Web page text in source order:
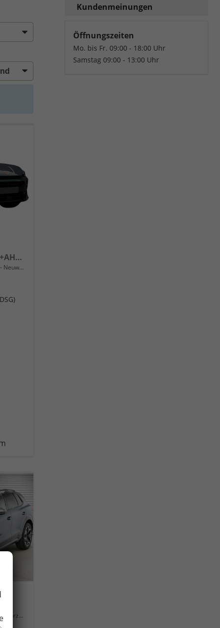
1.5 eTSI DSG Matrix+Kessy+AHK+eHeck+Dinamica+CarPlay+eHeck+GV5
Neuwagen
Fahrzeug mit Tageszulassung
Kundenmeinungen
Öffnungszeiten
Mo. bis Fr. 09:00 - 18:00 Uhr
Samstag 09:00 - 13:00 Uhr